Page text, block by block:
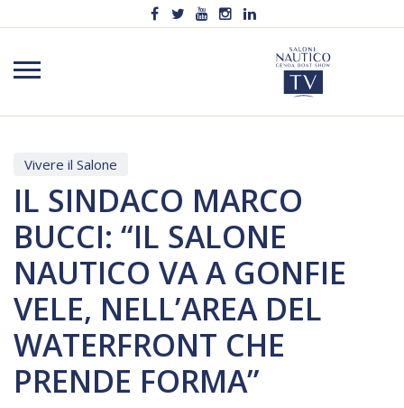
Vivere il Salone
IL SINDACO MARCO
BUCCI: “IL SALONE
NAUTICO VA A GONFIE
VELE, NELL’AREA DEL
WATERFRONT CHE
PRENDE FORMA”